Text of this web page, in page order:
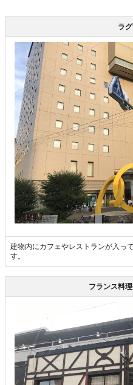
ラ
建物内にカフェやレストランが入っ
す。
フランス料